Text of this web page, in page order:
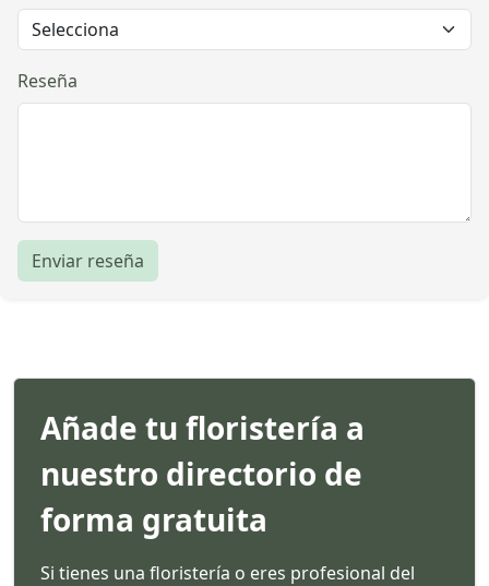
Reseña
Enviar reseña
Añade tu floristería a
nuestro directorio de
forma gratuita
Si tienes una floristería o eres profesional del